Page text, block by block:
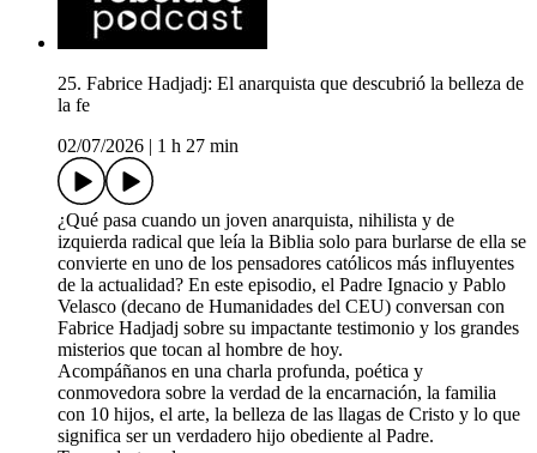
25. Fabrice Hadjadj: El anarquista que descubrió la belleza de
la fe
02/07/2026
1 h 27 min
¿Qué pasa cuando un joven anarquista, nihilista y de
izquierda radical que leía la Biblia solo para burlarse de ella se
convierte en uno de los pensadores católicos más influyentes
de la actualidad? En este episodio, el Padre Ignacio y Pablo
Velasco (decano de Humanidades del CEU) conversan con
Fabrice Hadjadj sobre su impactante testimonio y los grandes
misterios que tocan al hombre de hoy.
Acompáñanos en una charla profunda, poética y
conmovedora sobre la verdad de la encarnación, la familia
con 10 hijos, el arte, la belleza de las llagas de Cristo y lo que
significa ser un verdadero hijo obediente al Padre.